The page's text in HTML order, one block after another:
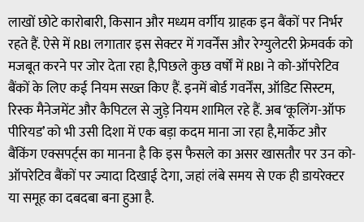
लाखों छोटे कारोबारी, किसान और मध्यम वर्गीय ग्राहक इन बैंकों पर निर्भर
रहते हैं. ऐसे में RBI लगातार इस सेक्टर में गवर्नेंस और रेग्युलेटरी फ्रेमवर्क को
मजबूत करने पर जोर देता रहा है,पिछले कुछ वर्षों में RBI ने को-ऑपरेटिव
बैंकों के लिए कई नियम सख्त किए हैं. इनमें बोर्ड गवर्नेंस, ऑडिट सिस्टम,
रिस्क मैनेजमेंट और कैपिटल से जुड़े नियम शामिल रहे हैं. अब ‘कूलिंग-ऑफ
पीरियड’ को भी उसी दिशा में एक बड़ा कदम माना जा रहा है,मार्केट और
बैंकिंग एक्सपर्ट्स का मानना है कि इस फैसले का असर खासतौर पर उन को-
ऑपरेटिव बैंकों पर ज्यादा दिखाई देगा, जहां लंबे समय से एक ही डायरेक्टर
या समूह का दबदबा बना हुआ है.